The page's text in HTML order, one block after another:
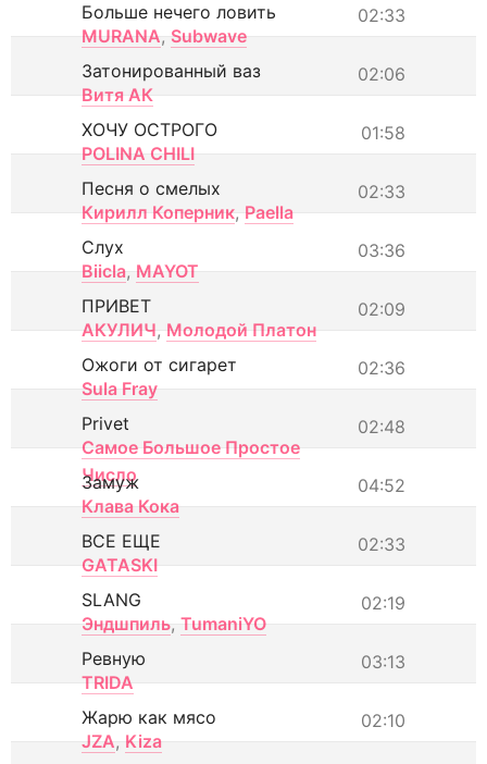
02:33
Больше нечего ловить
MURANA, Subwave
02:06
Затонированный ваз
Витя АК
01:58
ХОЧУ ОСТРОГО
POLINA CHILI
02:33
Песня о смелых
Кирилл Коперник, Paella
03:36
Слух
Biicla, MAYOT
02:09
ПРИВЕТ
АКУЛИЧ, Молодой Платон
02:36
Ожоги от сигарет
Sula Fray
02:48
Privet
Самое Большое Простое
Число
04:52
Замуж
Клава Кока
02:33
ВСЕ ЕЩЕ
GATASKI
02:19
SLANG
Эндшпиль, TumaniYO
03:13
Ревную
TRIDA
02:10
Жарю как мясо
JZA, Kiza